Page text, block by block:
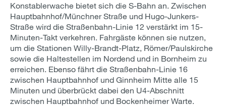
Konstablerwache bietet sich die S-Bahn an. Zwischen
Hauptbahnhof/Münchner Straße und Hugo-Junkers-
Straße wird die Straßenbahn-Linie 12 verstärkt im 15-
Minuten-Takt verkehren. Fahrgäste können sie nutzen,
um die Stationen Willy-Brandt-Platz, Römer/Paulskirche
sowie die Haltestellen im Nordend und in Bornheim zu
erreichen. Ebenso fährt die Straßenbahn-Linie 16
zwischen Hauptbahnhof und Ginnheim Mitte alle 15
Minuten und überbrückt dabei den U4-Abschnitt
zwischen Hauptbahnhof und Bockenheimer Warte.